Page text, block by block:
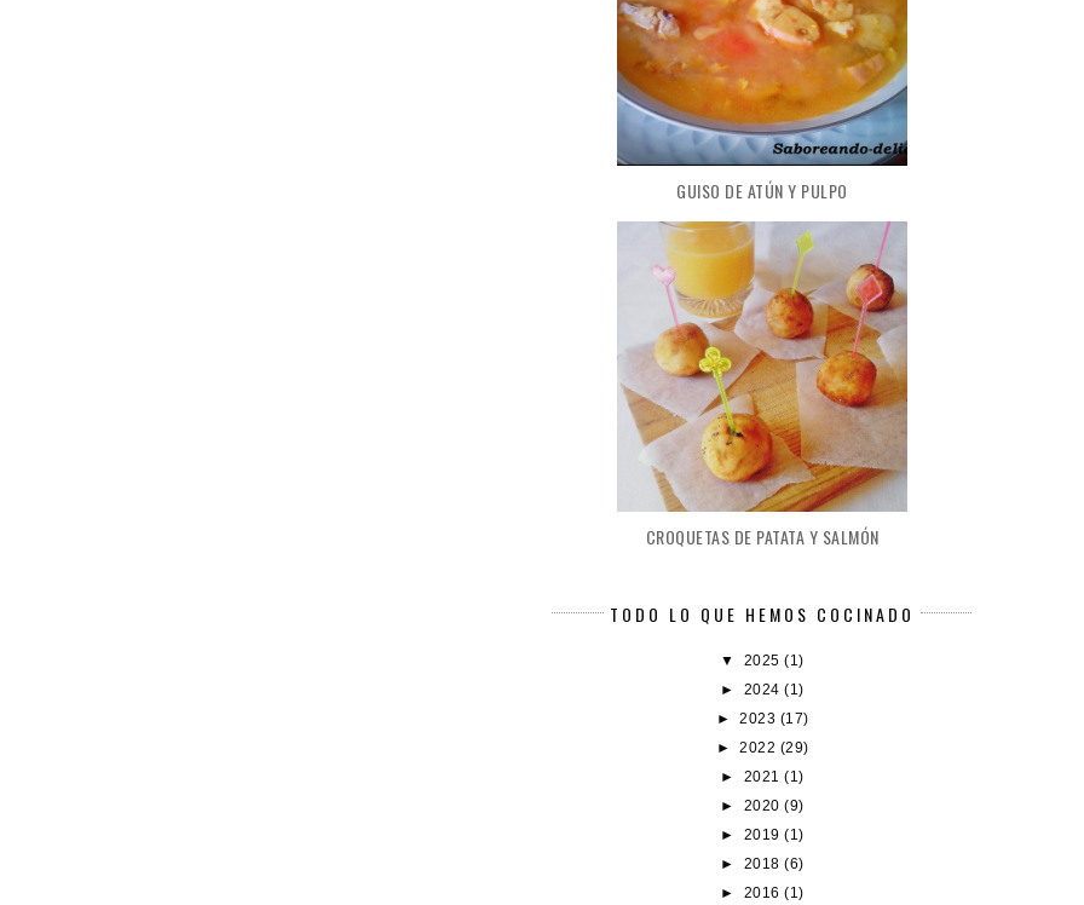
GUISO DE ATÚN Y PULPO
CROQUETAS DE PATATA Y SALMÓN
TODO LO QUE HEMOS COCINADO
▼ 2025(1)
► 2024(1)
► 2023 (17)
► 2022 (29)
► 2021(1)
► 2020(9)
► 2019(1)
► 2018(6)
► 2016(1)